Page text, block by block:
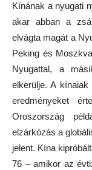
Kínának a nyugati
akar abban a
elvágta magát a
Peking és
Nyugattal, a
elkerülje. A
eredményeket
Oroszország
elzárkózás a
jelent. Kína
76 – amikor az